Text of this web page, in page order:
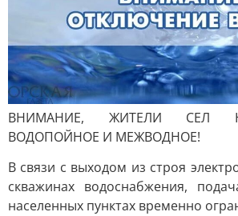
ВНИМАНИЕ, ЖИТЕЛИ СЕЛ
ВОДОПОЙНОЕ И МЕЖВОДНОЕ!
В связи с выходом из строя
скважинах водоснабжения,
населенных пунктах временно